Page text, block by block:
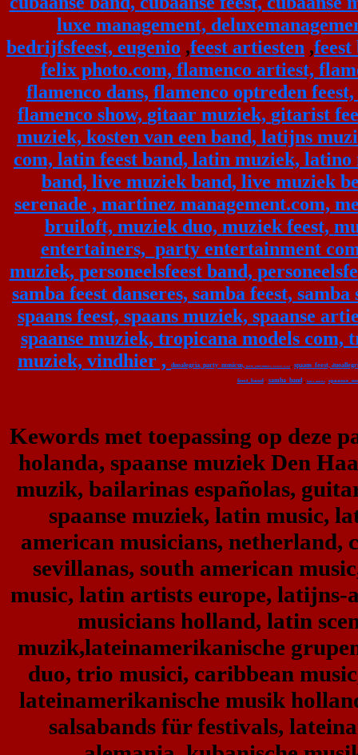
luxe management,
bedrijfsfeest, eugenio ,feest artiesten ,
felix photo.com, flamenco artiest,
flamenco dans, flamenco optreden feest,
flamenco show, gitaar muziek, gitarist
muziek, kosten van een band, latijns
com, latin feest band, latin muziek, latino
band, live muziek band, live muziek
serenade , martinez management.com,
bruiloft, muziek duo, muziek feest,
entertainers, party entertainment
muziek, personeelsfeest band,
samba feest danseres, samba feest, samba
spaans feest, spaans muziek, spaanse
spaanse muziek, tropicana models com,
muziek, vindhier , duoalegria party_musicus, party_entertainers, bruiloft_band spaans_feest, d
feest_band samba_band, laura_musica ,
Kewords met toepassing op deze
holanda, spaanse muziek Den
muzik, bailarinas españolas,
spaanse muziek, latin music,
american musicians, netherland,
sevillanas, south american
music, latin artists europe, latijns-
musicians holland, latin
muzik,lateinamerikanische
duo, trio musici, caribbean
lateinamerikanische musik
salsabands für festivals,